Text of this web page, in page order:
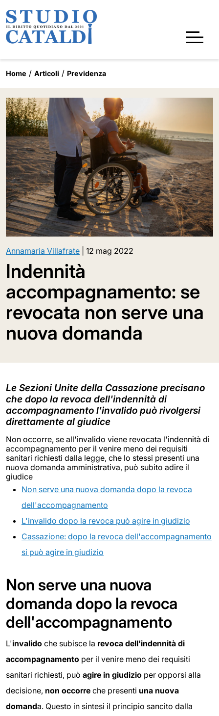
Home Articoli Previdenza
Annamaria Villafrate 12 mag 2022
Indennità
accompagnamento: se
revocata non serve una
nuova domanda
Le Sezioni Unite della Cassazione precisano
che dopo la revoca dell'indennità di
accompagnamento l'invalido può rivolgersi
direttamente al giudice
Non occorre, se all'invalido viene revocata l'indennità di
accompagnamento per il venire meno dei requisiti
sanitari richiesti dalla legge, che lo stessi presenti una
nuova domanda amministrativa, può subito adire il
giudice
Non serve una nuova domanda dopo la revoca
dell'accompagnamento
L'invalido dopo la revoca può agire in giudizio
Cassazione: dopo la revoca dell'accompagnamento
si può agire in giudizio
Non serve una nuova
domanda dopo la revoca
dell'accompagnamento
L'invalido che subisce la revoca dell'indennità di
accompagnamento per il venire meno dei requisiti
sanitari richiesti, può agire in giudizio per opporsi alla
decisione, non occorre che presenti una nuova
domanda. Questo in sintesi il principio sancito dalla